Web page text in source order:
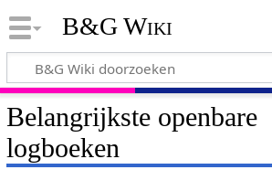
B&G Wiki
Belangrijkste openbare
logboeken